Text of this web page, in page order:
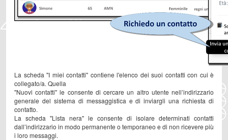
La scheda "I miei contatti" contiene l'elenco dei suoi contatti con cui è
collegato/a. Quella
"Nuovi contatti" le consente di cercare un altro utente nell’indirizzario
generale del sistema di messaggistica e di inviargli una richiesta di
contatto.
La scheda "Lista nera" le consente di isolare determinati contatti
dall’indirizzario in modo permanente o temporaneo e di non ricevere più
i loro messaggi.